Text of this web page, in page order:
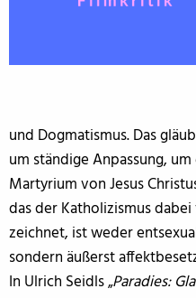
und Dogmatismus. Das
um ständige Anpassung,
Martyrium von Jesus
das der Katholizismus
zeichnet, ist weder
sondern äußerst
In Ulrich Seidls „Paradies: